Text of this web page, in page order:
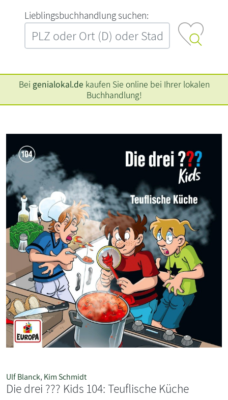
L‍i‍e‍b‍l‍i‍n‍g‍s‍b‍u‍c‍h‍h‍a‍n‍d‍l‍u‍n‍g‍ ‍s‍u‍c‍h‍e‍n‍:‍
Bei genialokal.de kaufen Sie online bei Ihrer lokalen
Buchhandlung!
Ulf Blanck, Kim Schmidt
Die drei ??? Kids 104: Teuflische Küche